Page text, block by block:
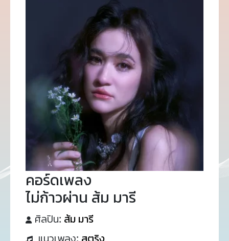
คอร์ดเพลง
ไม่ก้าวผ่าน ส้ม มารี
ศิลปิน: ส้ม มารี
แนวเพลง: สตริง